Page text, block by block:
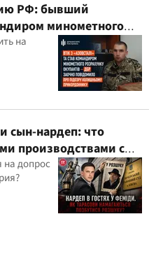
РФ: бывший
минометного
на
сын-нардеп: что
производствами с
на допрос